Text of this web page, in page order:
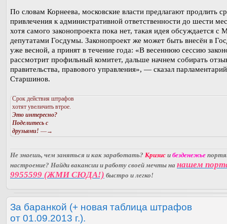
По словам Корнеева, московские власти предлагают продлить
привлечения к административной ответственности до шести
хотя самого законопроекта пока нет, такая идея обсуждается с
депутатами Госдумы. Законопроект же может быть внесён в
уже весной, а принят в течение года: «В весеннюю сессию
рассмотрит профильный комитет, дальше начнем собирать
правительства, правового управления», — сказал
Старшинов.
Срок действия штрафов
хотят увеличить втрое.
Это интересно?
Поделитесь с
друзьями! —→
Не знаешь, чем заняться и как заработать? Кризис и безденежье
настроение? Найди вакансии и работу своей мечты на нашем
9955599 (ЖМИ СЮДА!) быстро и легко!
За баранкой (+ новая таблица штрафов
от 01.09.2013 г.).